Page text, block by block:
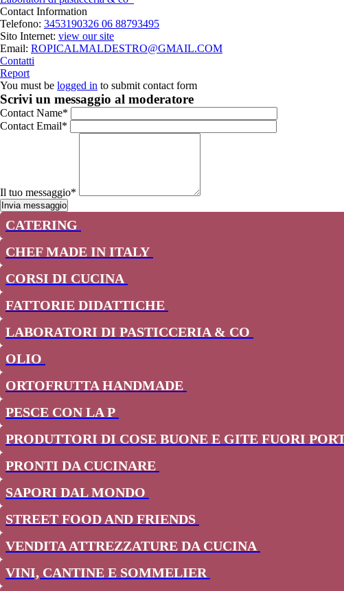
Contact Information
Telefono: 3453190326 06 88793495
Sito Internet: view our site
Email: ROPICALMALDESTRO@GMAIL.COM
Contatti
Report
You must be logged in to submit contact form
Scrivi un messaggio al moderatore
Contact Name*
Contact Email*
Il tuo messaggio*
CATERING
CHEF MADE IN ITALY
CORSI DI CUCINA
FATTORIE DIDATTICHE
LABORATORI DI PASTICCERIA & CO
OLIO
ORTOFRUTTA HANDMADE
PESCE CON LA P
PRODUTTORI DI COSE BUONE E GITE FUORI
PRONTI DA CUCINARE
SAPORI DAL MONDO
STREET FOOD AND FRIENDS
VENDITA ATTREZZATURE DA CUCINA
VINI, CANTINE E SOMMELIER